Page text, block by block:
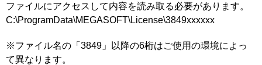
ファイルにアクセスして内容を読み取る必要があります。
C:\ProgramData\MEGASOFT\License\3849xxxxxx
※ファイル名の「3849」以降の6桁はご使用の環境によっ
て異なります。